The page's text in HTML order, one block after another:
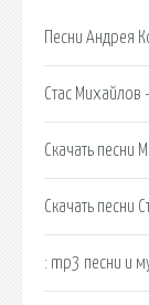
Песни Андрея
Стас Михайлов
Скачать песни
Скачать песни
: mp3 песни и